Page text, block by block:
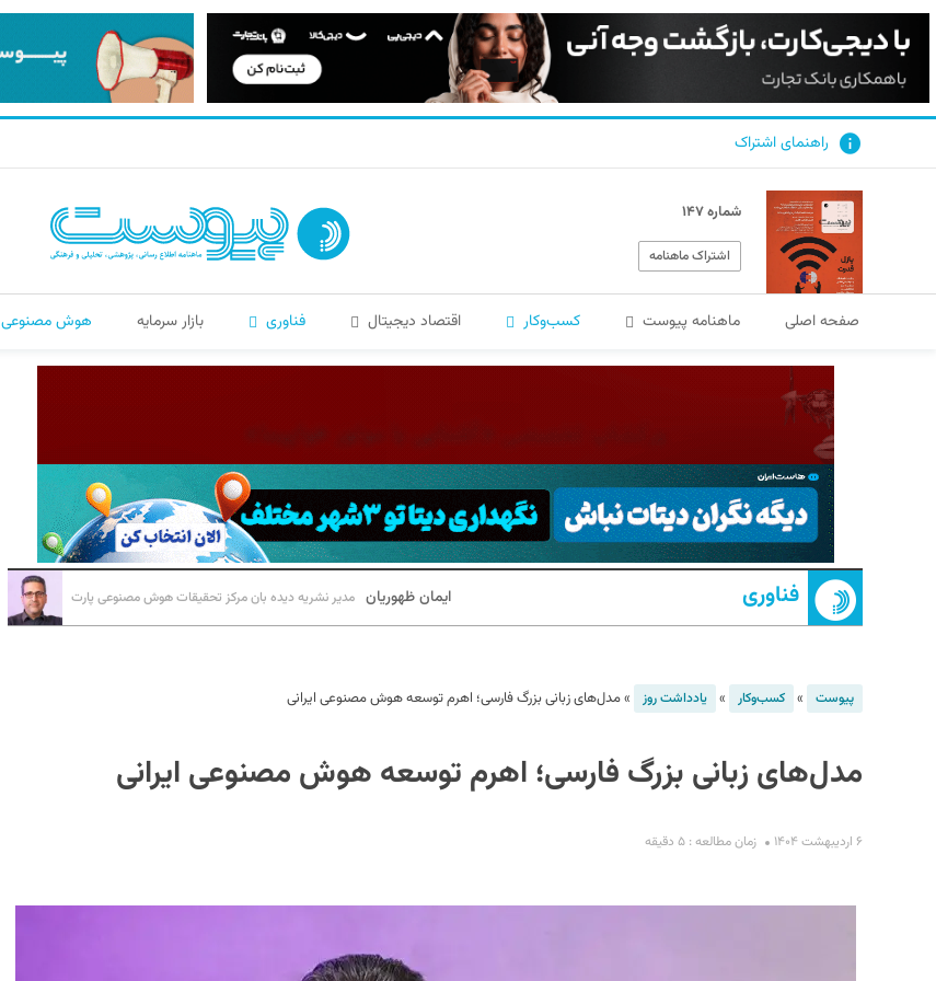
راهنمای اشتراک
شماره ۱۴۷
اشتراک ماهنامه
صفحه اصلی ماهنامه پیوست کسب‌و‌کار اقتصاد دیجیتال فناوری بازار سرمایه هوش مصنوعی
فناوری ایمان ظهوریان مدیر نشریه دیده بان مرکز تحقیقات هوش مصنوعی پارت
پیوست » کسب‌و‌کار » یادداشت روز »مدل‌های زبانی بزرگ فارسی؛ اهرم توسعه هوش مصنوعی ایرانی
مدل‌های زبانی بزرگ فارسی؛ اهرم توسعه هوش مصنوعی ایرانی
۶ اردیبهشت ۱۴۰۴ زمان مطالعه : ۵ دقیقه